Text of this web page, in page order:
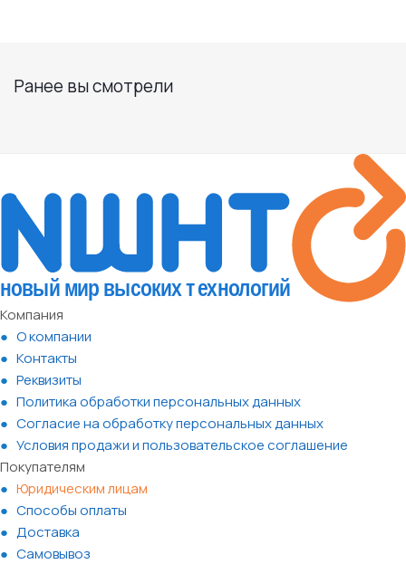
Ранее вы смотрели
Компания
О компании
Контакты
Реквизиты
Политика обработки персональных данных
Согласие на обработку персональных данных
Условия продажи и пользовательское соглашение
Покупателям
Юридическим лицам
Способы оплаты
Доставка
Самовывоз